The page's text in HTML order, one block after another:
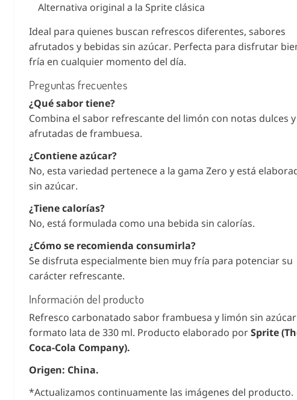
Alternativa original a la Sprite clásica
Ideal para quienes buscan refrescos diferentes, sabores
afrutados y bebidas sin azúcar. Perfecta para disfrutar
fría en cualquier momento del día.
Preguntas frecuentes
¿Qué sabor tiene?
Combina el sabor refrescante del limón con notas dulces y
afrutadas de frambuesa.
¿Contiene azúcar?
No, esta variedad pertenece a la gama Zero y está
sin azúcar.
¿Tiene calorías?
No, está formulada como una bebida sin calorías.
¿Cómo se recomienda consumirla?
Se disfruta especialmente bien muy fría para potenciar su
carácter refrescante.
Información del producto
Refresco carbonatado sabor frambuesa y limón sin
formato lata de 330 ml. Producto elaborado porSprite
Coca-Cola Company).
Origen: China.
*Actualizamos continuamente las imágenes del producto.